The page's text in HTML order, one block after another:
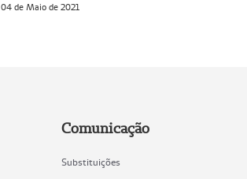
04 de Maio de 2021
Comunicação
Substituições